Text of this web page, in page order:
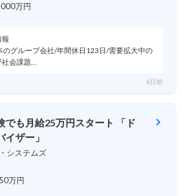
万円
報
のグループ会社/年間休日123日/需要拡大中の
会課題…
6日前
でも月給25万円スタート 「ド
ザー」
システムズ
万円